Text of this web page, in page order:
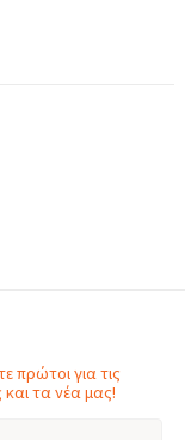
πρώτοι για τις
τα νέα μας!